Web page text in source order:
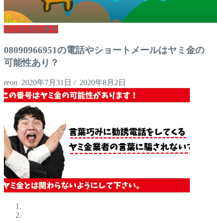
ヤミ金電話番号
08090966951の電話やショートメールはヤミ金の
可能性あり？
reon 2020年7月31日 / 2020年8月2日